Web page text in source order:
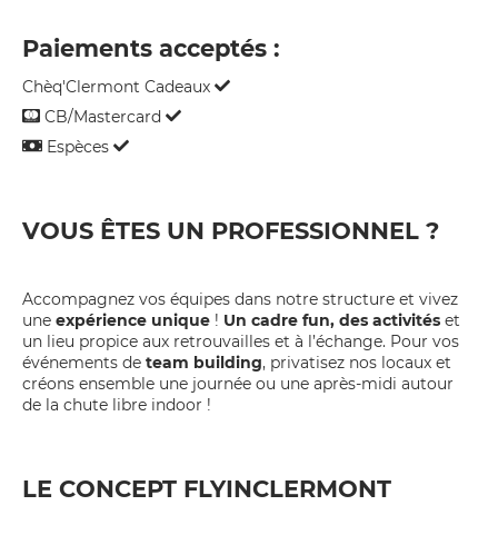
Paiements acceptés :
Chèq'Clermont Cadeaux
CB/Mastercard
Espèces
VOUS ÊTES UN PROFESSIONNEL ?
Accompagnez vos équipes dans notre structure et vivez
une expérience unique ! Un cadre fun, des activités et
un lieu propice aux retrouvailles et à l’échange. Pour vos
événements de team building, privatisez nos locaux et
créons ensemble une journée ou une après-midi autour
de la chute libre indoor !
LE CONCEPT FLYINCLERMONT